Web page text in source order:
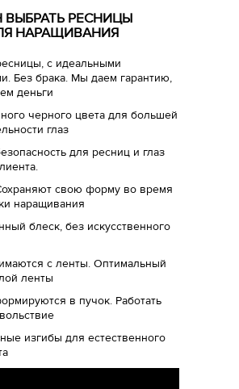
ВЫБРАТЬ РЕСНИЦЫ
НАРАЩИВАНИЯ
с идеальными
Без брака. Мы даем гарантию,
деньги
черного цвета для большей
глаз
для ресниц и глаз
свою форму во время
наращивания
блеск, без искусственного
с ленты. Оптимальный
ленты
в пучок. Работать
изгибы для естественного